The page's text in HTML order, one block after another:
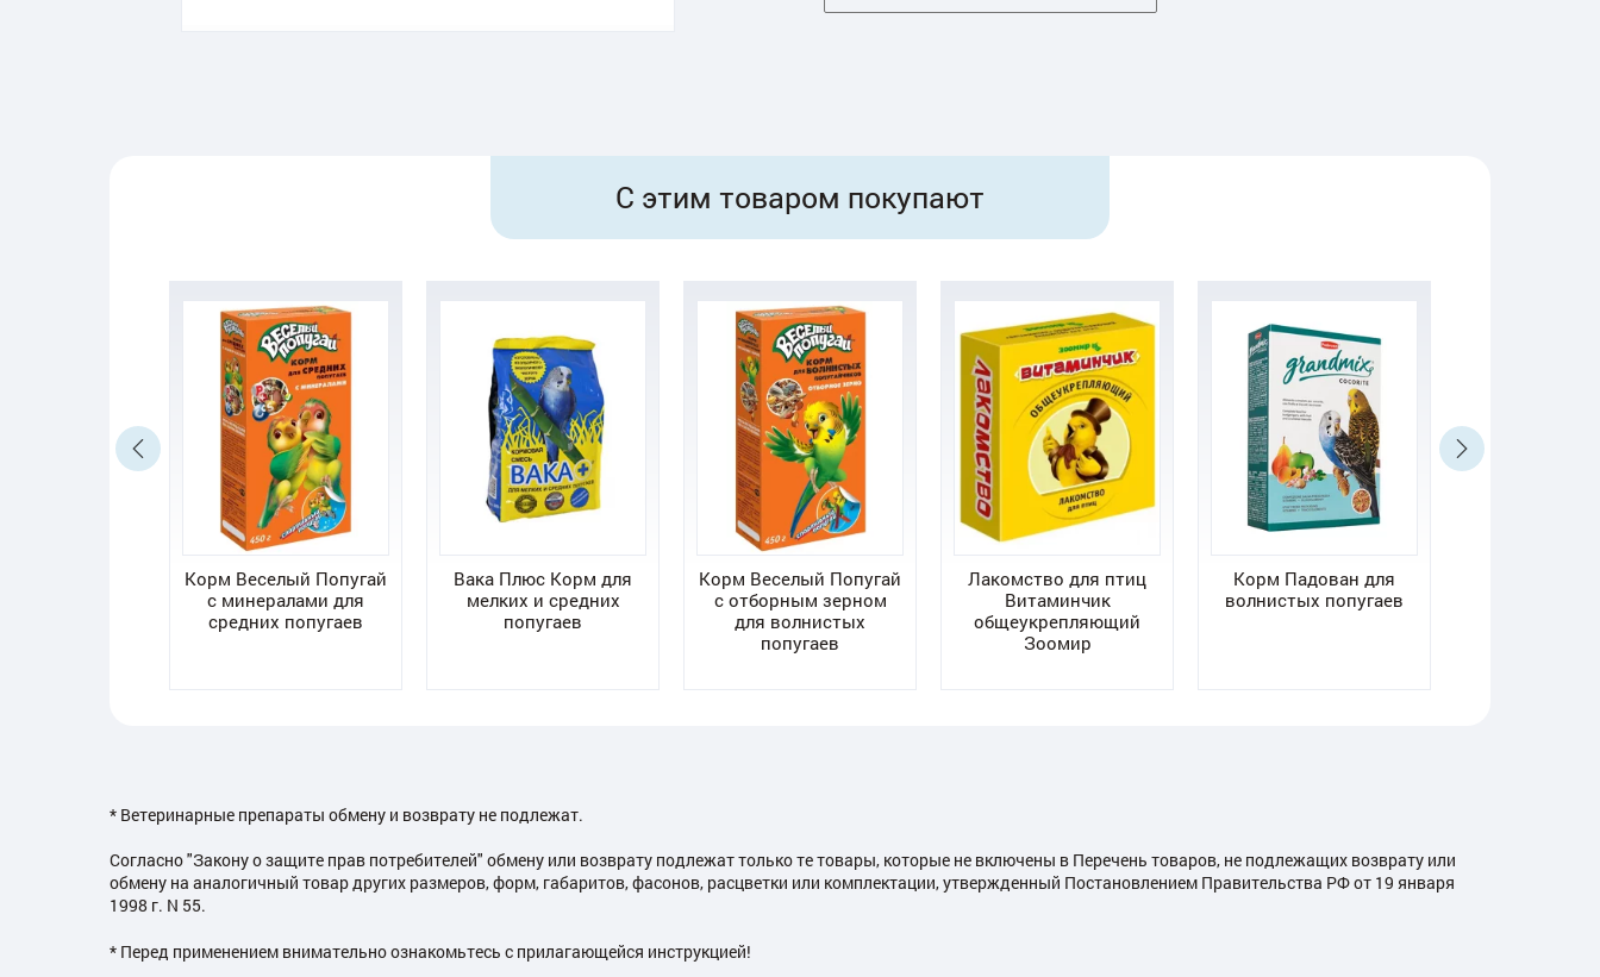
С этим товаром покупают
Корм Веселый Попугай
с минералами для
средних попугаев
Вака Плюс Корм для
мелких и средних
попугаев
Корм Веселый Попугай
с отборным зерном
для волнистых
попугаев
Лакомство для птиц
Витаминчик
общеукрепляющий
Зоомир
Корм Падован для
волнистых попугаев
* Ветеринарные препараты обмену и возврату не подлежат.
Согласно "Закону о защите прав потребителей" обмену или возврату подлежат только те товары, которые не включены в Перечень товаров, не подлежащих возврату или
обмену на аналогичный товар других размеров, форм, габаритов, фасонов, расцветки или комплектации, утвержденный Постановлением Правительства РФ от 19 января
1998 г. N 55.
* Перед применением внимательно ознакомьтесь с прилагающейся инструкцией!